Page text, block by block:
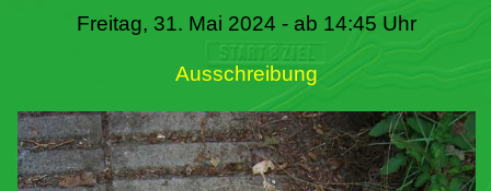
Termine
Freitag, 31. Mai 2024 - ab 14:45 Uhr
Ausschreibung